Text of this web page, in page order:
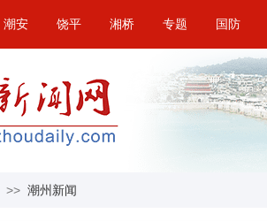
潮安 饶平 湘桥 专题 国防
>> 潮州新闻